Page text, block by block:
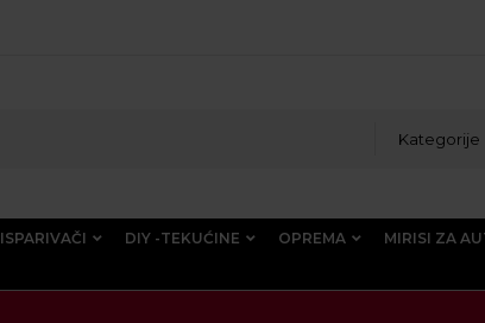
Kategorije
ISPARIVAČI DIY -TEKUĆINE OPREMA
MIRISI ZA